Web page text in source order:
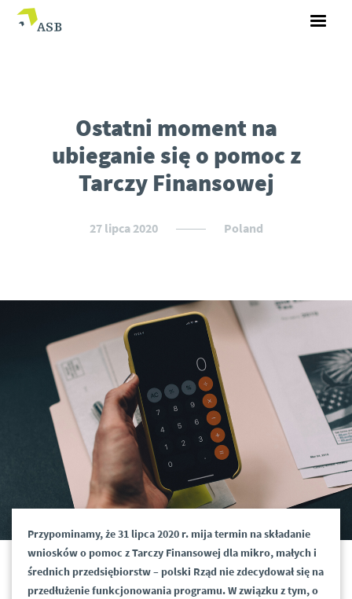
Ostatni moment na
ubieganie się o pomoc z
Tarczy Finansowej
27 lipca 2020 Poland
Przypominamy, że 31 lipca 2020 r. mija termin na składanie
wniosków o pomoc z Tarczy Finansowej dla mikro, małych i
średnich przedsiębiorstw – polski Rząd nie zdecydował się na
przedłużenie funkcjonowania programu. W związku z tym, o